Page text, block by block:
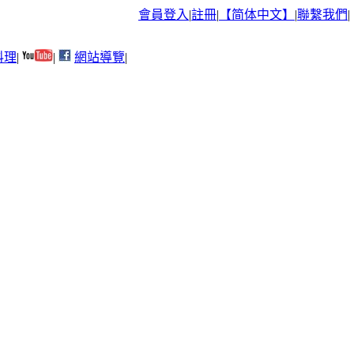
會員登入 |註冊| 【简体中文】 |聯繫我們|
理| | 網站導覽|